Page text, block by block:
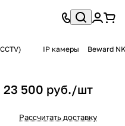
IP камеры Beward
23 500 руб./шт
Рассчитать доставку